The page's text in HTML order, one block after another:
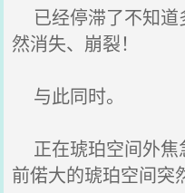
已经停滞了不知道
然消失、崩裂！
与此同时。
正在琥珀空间外焦
前偌大的琥珀空间突